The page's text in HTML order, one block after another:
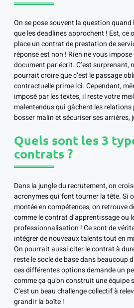
On se pose souvent la question
que les deadlines approchent ! Est, ce
place un contrat de prestation de
réponse est non ! Rien ne vous
document par écrit. C’est surprenant,
pourrait croire que c’est le passage
contractuelle prime ici. Cependant,
imposé par les textes, il reste votre
malentendus qui gâchent les
bosser malin et sécuriser ses arrières,
Quels sont les 3
contrats ?
Dans la jungle du recrutement, on
acronymes qui font tourner la tête. Si
montée en compétences, on retrouve
comme le contrat d’apprentissage ou
professionnalisation ! Ce sont de
intégrer de nouveaux talents tout en
On pourrait aussi citer le contrat à
reste le socle de base dans beaucoup
ces différentes options demande un
comme ça qu’on construit une équipe
C’est un beau challenge collectif à
grandir la boîte !